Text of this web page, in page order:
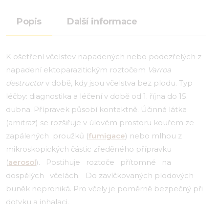
Popis Další informace
K ošetření včelstev napadených nebo podezřelých z
napadení ektoparazitickým roztočem Varroa
destructorv době, kdy jsou včelstva bez plodu. Typ
léčby: diagnostika a léčení v době od 1. října do 15.
dubna. Přípravek působí kontaktně. Účinná látka
(amitraz) se rozšiřuje v úlovém prostoru kouřem ze
zapálených proužků (fumigace) nebo mlhou z
mikroskopických částic zředěného přípravku
(aerosol). Postihuje roztoče přítomné na
dospělých včelách. Do zavíčkovaných plodových
buněk neproniká. Pro včely je poměrně bezpečný při
dotyku a inhalaci.